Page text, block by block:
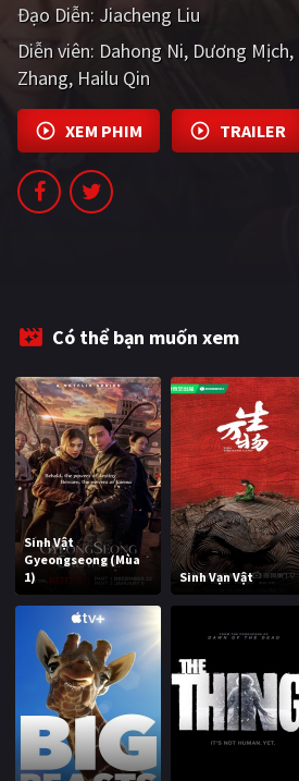
PHIM BỘ
PHIM LẺ
PHIM CHIẾU RẠP
TUYỂN TẬP PHIM
BLOG
Đạo Diễn: Jiacheng Liu
Diễn viên: Dahong Ni Dương Mịch
Zhang Hailu Qin
XEM PHIM TRAILER
Có thể bạn muốn xem
Sinh Vật
Gyeongseong (Mùa
1)
Sinh Vạn Vật